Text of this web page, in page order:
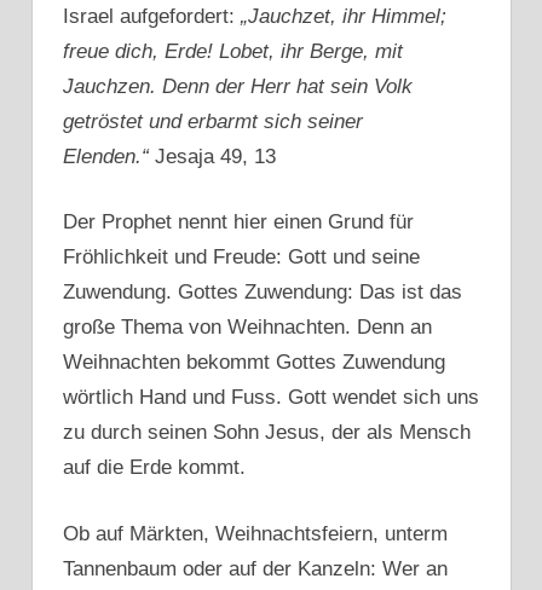
Israel aufgefordert: „Jauchzet, ihr Himmel;
freue dich, Erde! Lobet, ihr Berge, mit
Jauchzen. Denn der Herr hat sein Volk
getröstet und erbarmt sich seiner
Elenden.“ Jesaja 49, 13
Der Prophet nennt hier einen Grund für
Fröhlichkeit und Freude: Gott und seine
Zuwendung. Gottes Zuwendung: Das ist das
große Thema von Weihnachten. Denn an
Weihnachten bekommt Gottes Zuwendung
wörtlich Hand und Fuss. Gott wendet sich uns
zu durch seinen Sohn Jesus, der als Mensch
auf die Erde kommt.
Ob auf Märkten, Weihnachtsfeiern, unterm
Tannenbaum oder auf der Kanzeln: Wer an